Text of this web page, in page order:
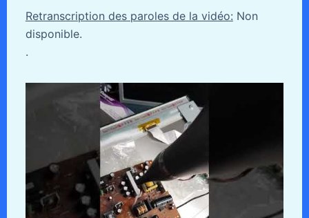
Retranscription des paroles de la vidéo: Non
disponible.
.